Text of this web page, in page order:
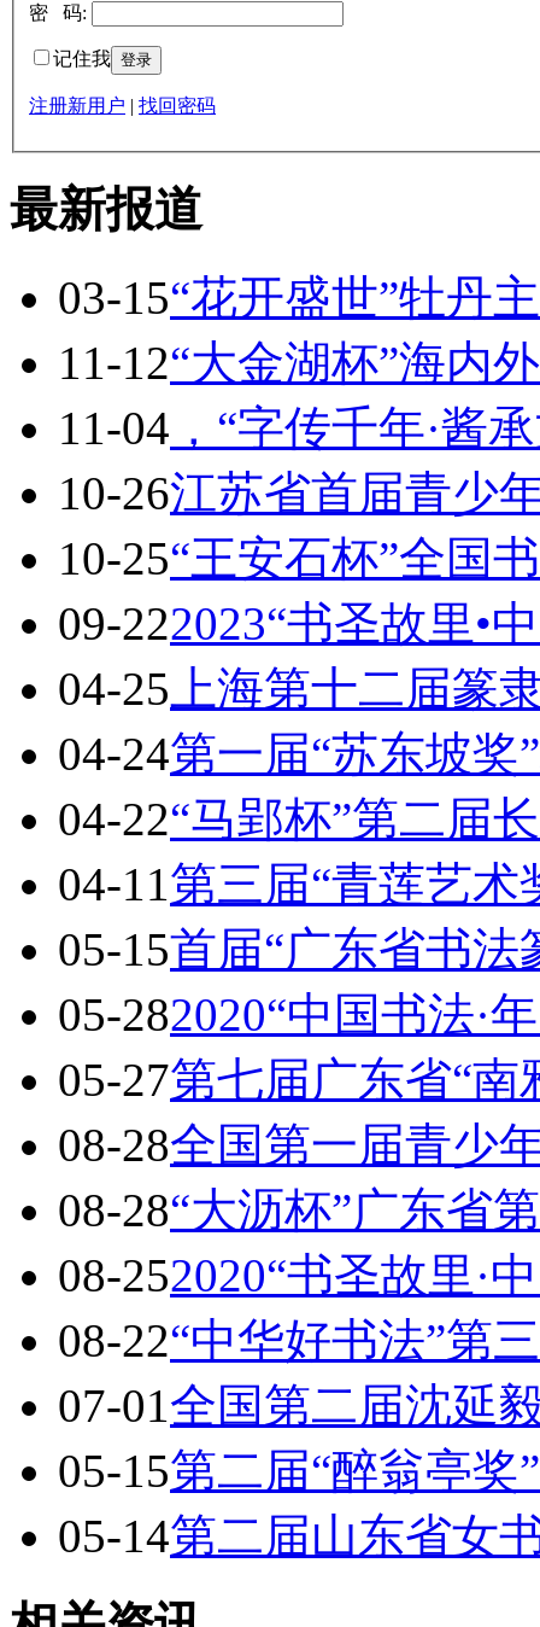
密 码:
记住我
注册新用户 找回密码
最新报道
03-15“花开盛世”牡丹
11-12“大金湖杯”海内
11-04 ，“字传千年·酱
10-26江苏省首届青少
10-25“王安石杯”全国
09-222023“书圣故里•
04-25 上海第十二届篆
04-24第一届“苏东坡
04-22“马郢杯”第二届
04-11第三届“青莲艺
05-15首届“广东省书
05-282020“中国书法·
05-27第七届广东省“
08-28全国第一届青少
08-28“大沥杯”广东省
08-252020“书圣故里·
08-22“中华好书法”第
07-01全国第二届沈延
05-15第二届“醉翁亭
05-14第二届山东省女